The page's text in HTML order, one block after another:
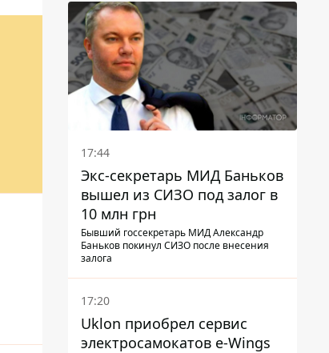
17:44
Экс-секретарь МИД Баньков
вышел из СИЗО под залог в
10 млн грн
Бывший госсекретарь МИД Александр
Баньков покинул СИЗО после внесения
залога
17:20
Uklon приобрел сервис
электросамокатов e-Wings